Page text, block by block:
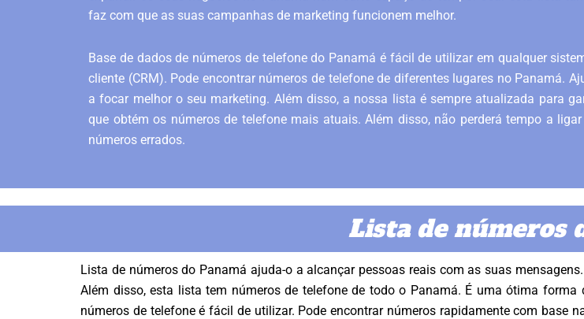
faz com que as suas campanhas de marketing funcionem melhor.
Base de dados de números de telefone do Panamá é fácil de utilizar em qualquer
cliente (CRM). Pode encontrar números de telefone de diferentes lugares no Panamá.
a focar melhor o seu marketing. Além disso, a nossa lista é sempre atualizada para
que obtém os números de telefone mais atuais. Além disso, não perderá tempo a
números errados.
Lista de números
Lista de números do Panamá ajuda-o a alcançar pessoas reais com as suas
Além disso, esta lista tem números de telefone de todo o Panamá. É uma ótima
números de telefone é fácil de utilizar. Pode encontrar números rapidamente com base